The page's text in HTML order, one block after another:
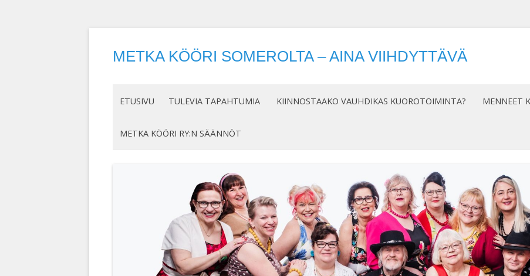
METKA KÖÖRI SOMEROLTA – AINA VIIHDYTTÄVÄ
sisältöön
ETUSIVU TULEVIA TAPAHTUMIA KIINNOSTAAKO VAUHDIKAS KUOROTOIMINTA? MENNEET
METKA KÖÖRI RY:N SÄÄNNÖT